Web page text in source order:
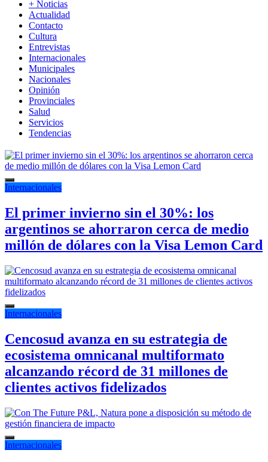
+ Noticias
Actualidad
Contacto
Cultura
Entrevistas
Internacionales
Municipales
Nacionales
Opinión
Provinciales
Salud
Servicios
Tendencias
Internacionales
El primer invierno sin el 30%: los
argentinos se ahorraron cerca de medio
millón de dólares con la Visa Lemon Card
Internacionales
Cencosud avanza en su estrategia de
ecosistema omnicanal multiformato
alcanzando récord de 31 millones de
clientes activos fidelizados
Internacionales